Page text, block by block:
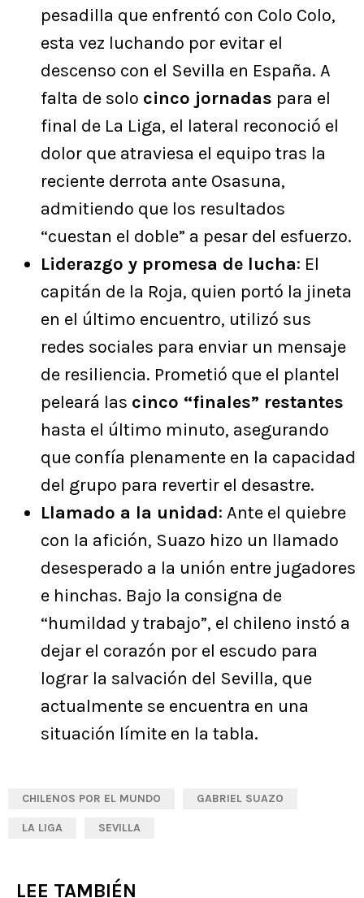
pesadilla que enfrentó con Colo Colo,
esta vez luchando por evitar el
descenso con el Sevilla en España. A
falta de solo cinco jornadas para el
final de La Liga, el lateral reconoció el
dolor que atraviesa el equipo tras la
reciente derrota ante Osasuna,
admitiendo que los resultados
“cuestan el doble” a pesar del esfuerzo.
Liderazgo y promesa de lucha: El
capitán de la Roja, quien portó la jineta
en el último encuentro, utilizó sus
redes sociales para enviar un mensaje
de resiliencia. Prometió que el plantel
peleará las cinco “finales” restantes
hasta el último minuto, asegurando
que confía plenamente en la capacidad
del grupo para revertir el desastre.
Llamado a la unidad: Ante el quiebre
con la afición, Suazo hizo un llamado
desesperado a la unión entre jugadores
e hinchas. Bajo la consigna de
“humildad y trabajo”, el chileno instó a
dejar el corazón por el escudo para
lograr la salvación del Sevilla, que
actualmente se encuentra en una
situación límite en la tabla.
CHILENOS POR EL MUNDO GABRIEL SUAZO
LA LIGA SEVILLA
LEE TAMBIÉN